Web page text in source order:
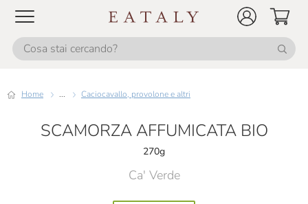
Home ... Caciocavallo, provolone e altri
SCAMORZA AFFUMICATA BIO
270g
Ca' Verde